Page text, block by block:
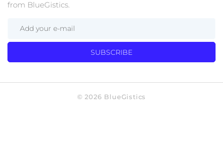
from BlueGistics.
SUBSCRIBE
© 2026 BlueGistics